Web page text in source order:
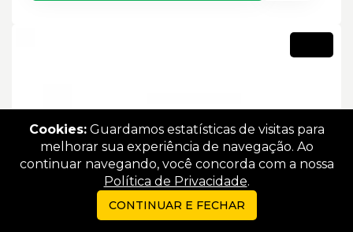
Cookies:Guardamos estatísticas de visitas para
melhorar sua experiência de navegação. Ao
continuar navegando, você concorda com a nossa
Política de Privacidade.
CONTINUAR E FECHAR